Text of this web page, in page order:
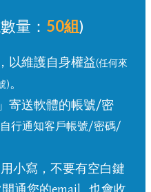
量： 50組)
以維護自身權益(任何來
)。
寄送軟體的帳號/密
行通知客戶帳號/密碼/
小寫，不要有空白鍵